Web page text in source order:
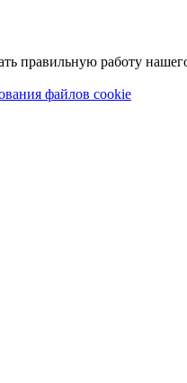
правильную работу
файлов cookie